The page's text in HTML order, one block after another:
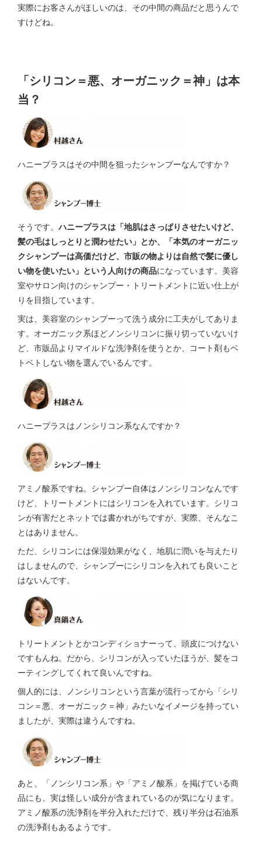
実際にお客さんがほしいのは、その中間の商品だと思うんで
すけどね。
「シリコン＝悪、オーガニック＝神」は本
当？
ハニープラスはその中間を狙ったシャンプーなんですか？
そうです。ハニープラスは「地肌はさっぱりさせたいけど、
髪の毛はしっとりと潤わせたい」とか、「本気のオーガニッ
クシャンプーは高価だけど、市販の物よりは自然で髪に優し
い物を使いたい」という人向けの商品になっています。美容
室やサロン向けのシャンプー・トリートメントに近い仕上が
りを目指しています。
実は、美容室のシャンプーって洗う成分に工夫がしてありま
す。オーガニック系ほどノンシリコンに振り切っていないけ
ど、市販品よりマイルドな洗浄剤を使うとか、コート剤もベ
トベトしない物を選んでいるんです。
ハニープラスはノンシリコン系なんですか？
アミノ酸系ですね。シャンプー自体はノンシリコンなんです
けど、トリートメントにはシリコンを入れています。シリコ
ンが有害だとネットでは書かれがちですが、実際、そんなこ
とはありません。
ただ、シリコンには保湿効果がなく、地肌に潤いを与えたり
はしませんので、シャンプーにシリコンを入れても良いこと
はないんです。
トリートメントとかコンディショナーって、頭皮につけない
ですもんね。だから、シリコンが入っていたほうが、髪をコ
ーティングしてくれて良いんですね。
個人的には、ノンシリコンという言葉が流行ってから「シリ
コン＝悪、オーガニック＝神」みたいなイメージを持ってい
ましたが、実際は違うんですね。
あと、「ノンシリコン系」や「アミノ酸系」を掲げている商
品にも、実は怪しい成分が含まれているのが気になります。
アミノ酸系の洗浄剤を半分入れただけで、残り半分は石油系
の洗浄剤もあるようです。